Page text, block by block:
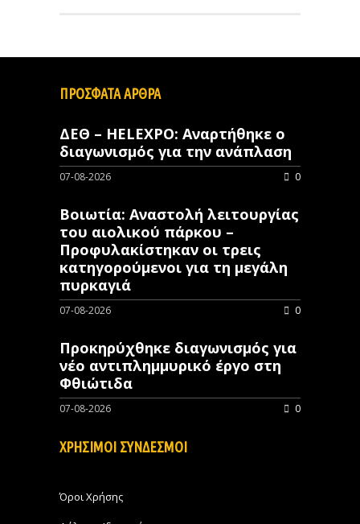
ΠΡΟΣΦΑΤΑ ΑΡΘΡΑ
ΔΕΘ – HELEXPO: Αναρτήθηκε ο
διαγωνισμός για την ανάπλαση
07-08-2026 0
Βοιωτία: Αναστολή λειτουργίας
του αιολικού πάρκου –
Προφυλακίστηκαν οι τρεις
κατηγορούμενοι για τη μεγάλη
πυρκαγιά
07-08-2026 0
Προκηρύχθηκε διαγωνισμός για
νέo αντιπλημμυρικό έργο στη
Φθιώτιδα
07-08-2026 0
ΧΡΗΣΙΜΟΙ ΣΥΝΔΕΣΜΟΙ
Όροι Χρήσης